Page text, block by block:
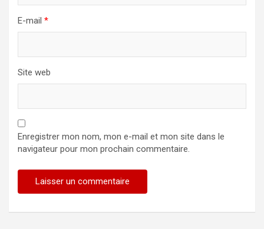
E-mail *
Site web
Enregistrer mon nom, mon e-mail et mon site dans le
navigateur pour mon prochain commentaire.